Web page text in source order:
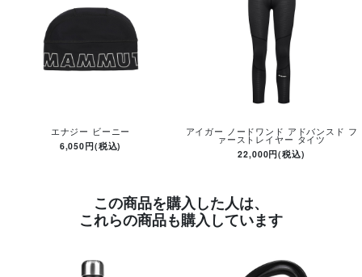
エナジー ビーニー
6,050円(税込)
アイガー ノードワンド アドバンスド フ
ァーストレイヤー タイツ
22,000円(税込)
この商品を購入した人は、
これらの商品も購入しています